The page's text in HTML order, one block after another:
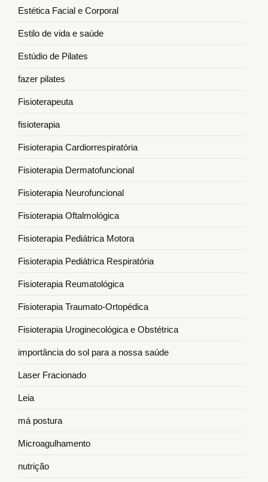
Estética Facial e Corporal
Estilo de vida e saúde
Estúdio de Pilates
fazer pilates
Fisioterapeuta
fisioterapia
Fisioterapia Cardiorrespiratória
Fisioterapia Dermatofuncional
Fisioterapia Neurofuncional
Fisioterapia Oftalmológica
Fisioterapia Pediátrica Motora
Fisioterapia Pediátrica Respiratória
Fisioterapia Reumatológica
Fisioterapia Traumato-Ortopédica
Fisioterapia Uroginecológica e Obstétrica
importância do sol para a nossa saúde
Laser Fracionado
Leia
má postura
Microagulhamento
nutrição